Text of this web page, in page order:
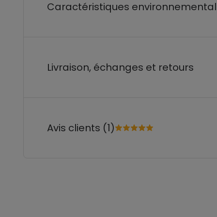
Caractéristiques
Livraison, échanges et retours
Avis clients (1)